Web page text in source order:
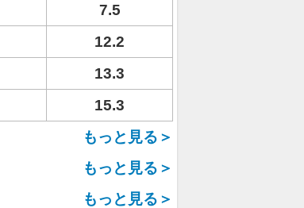
7.5
12.2
13.3
15.3
もっと見る＞
もっと見る＞
もっと見る＞